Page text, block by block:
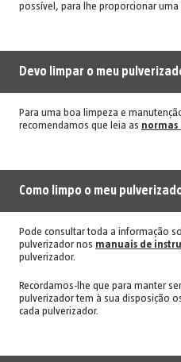
possível, para lhe proporcionar uma
Devo limpar o meu
Para uma boa limpeza e
recomendamos que leia as normas
Como limpo o meu
Pode consultar toda a informação
pulverizador nos manuais de
pulverizador.
Recordamos-lhe que para manter
pulverizador tem à sua disposição
cada pulverizador.